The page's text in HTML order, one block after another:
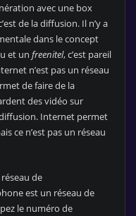
avec une box
de la diffusion. Il n’y a
dans le concept
et unfreenitel, c’est pareil
n’est pas un réseau
de faire de la
des vidéo sur
diffusion. Internet permet
ce n’est pas un réseau
de
est un réseau de
le numéro de